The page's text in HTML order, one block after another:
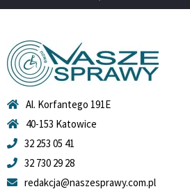
Al. Korfantego 191E
40-153 Katowice
32 253 05 41
32 730 29 28
redakcja@naszesprawy.com.pl